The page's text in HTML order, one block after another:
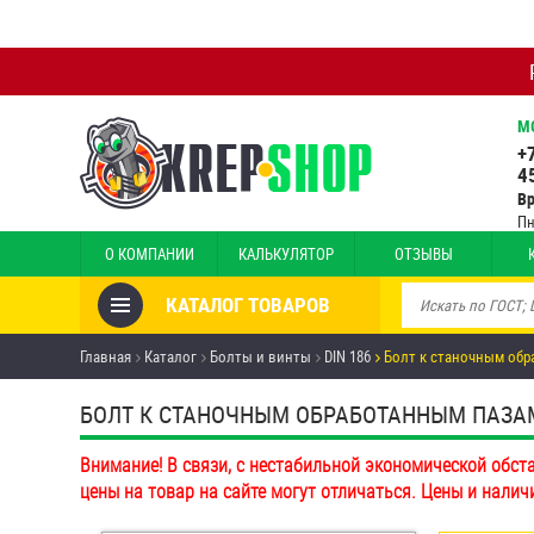
О КОМПАНИИ КАЛЬКУЛЯТОР ОТЗЫВЫ
КАТАЛОГ ТОВАРОВ
Товары со скидкой
Анкеры
Антивандальный крепёж,
инструмент
Болты и винты
Главная Каталог Болты и винты DIN 186 Болт к станочным
БОЛТ К СТАНОЧНЫМ ОБРАБОТАННЫМ
Внимание! В связи, с нестабильной экономической
цены на товар на сайте могут отличаться. Цены и